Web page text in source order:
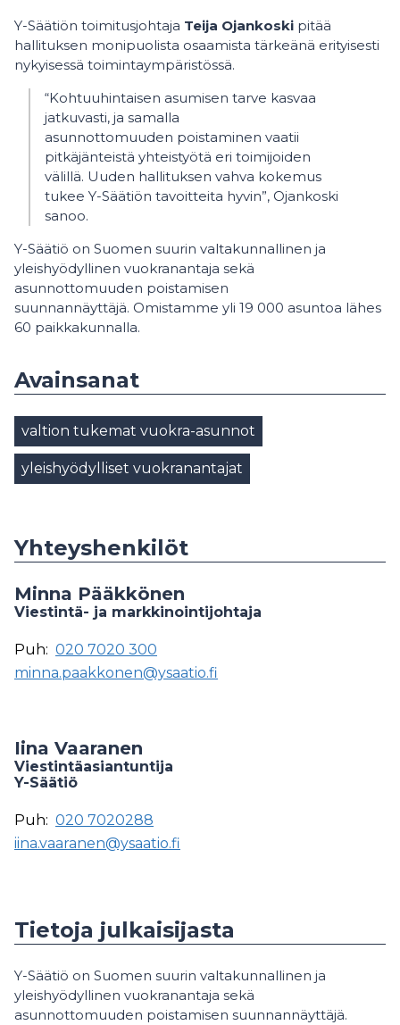
Y-Säätiön toimitusjohtaja Teija Ojankoski pitää
hallituksen monipuolista osaamista tärkeänä erityisesti
nykyisessä toimintaympäristössä.
“Kohtuuhintaisen asumisen tarve kasvaa
jatkuvasti, ja samalla
asunnottomuuden poistaminen vaatii
pitkäjänteistä yhteistyötä eri toimijoiden
välillä. Uuden hallituksen vahva kokemus
tukee Y-Säätiön tavoitteita hyvin”, Ojankoski
sanoo.
Y-Säätiö on Suomen suurin valtakunnallinen ja
yleishyödyllinen vuokranantaja sekä
asunnottomuuden poistamisen
suunnannäyttäjä. Omistamme yli 19 000 asuntoa lähes
60 paikkakunnalla.
Avainsanat
valtion tukemat vuokra-asunnot
yleishyödylliset vuokranantajat
Yhteyshenkilöt
Minna Pääkkönen
Viestintä- ja markkinointijohtaja
Puh: 020 7020 300
minna.paakkonen@ysaatio.fi
Iina Vaaranen
Viestintäasiantuntija
Y-Säätiö
Puh: 020 7020288
iina.vaaranen@ysaatio.fi
Tietoja julkaisijasta
Y-Säätiö on Suomen suurin valtakunnallinen ja
yleishyödyllinen vuokranantaja sekä
asunnottomuuden poistamisen suunnannäyttäjä.